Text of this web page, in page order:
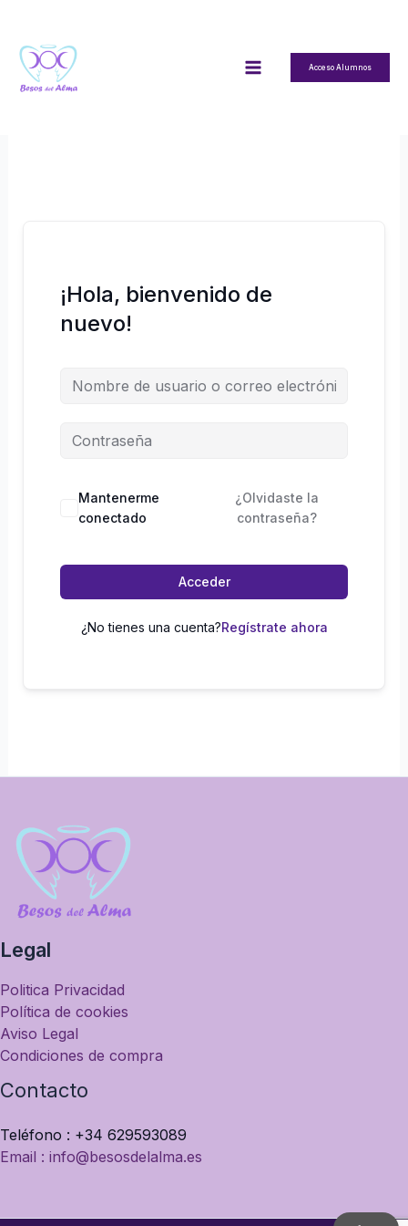
contenido
Acceso Alumnos
¡Hola, bienvenido de
nuevo!
Mantenerme
conectado
¿Olvidaste la
contraseña?
Acceder
¿No tienes una cuenta?Regístrate ahora
Legal
Politica Privacidad
Política de cookies
Aviso Legal
Condiciones de compra
Contacto
Teléfono : +34 629593089
Email : info@besosdelalma.es